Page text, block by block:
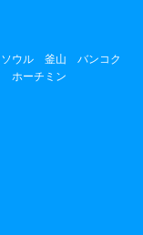
ソウル 釜山
バンコク
ホーチミン